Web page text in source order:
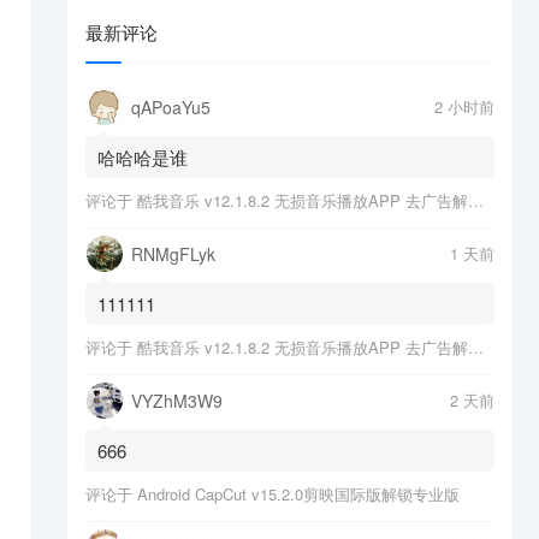
最新评论
qAPoaYu5 2 小时前
哈哈哈是谁
评论于 酷我音乐 v12.1.8.2 无损音乐播放APP 去广告解锁会员版
RNMgFLyk 1 天前
111111
评论于 酷我音乐 v12.1.8.2 无损音乐播放APP 去广告解锁会员版
VYZhM3W9 2 天前
666
评论于 Android CapCut v15.2.0剪映国际版解锁专业版